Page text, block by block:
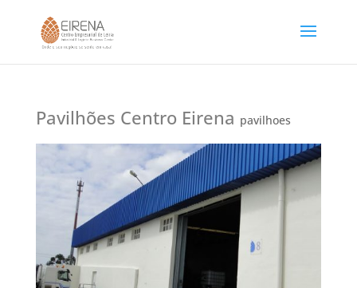
Pavilhões Centro Eirena pavilhoes